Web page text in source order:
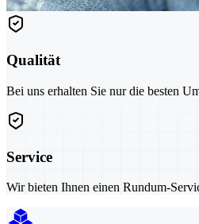
Qualität
Bei uns erhalten Sie nur die besten
Service
Wir bieten Ihnen einen Rundum-